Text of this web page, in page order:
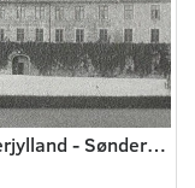
Sønderjylland - Sønderborg 1939